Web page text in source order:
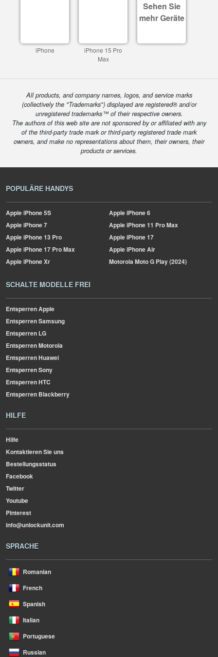
iPhone
iPhone 15 Pro
Max
Sehen Sie
mehr Geräte
All products, and company names, logos, and service marks
(collectively the "Trademarks") displayed are registered® and/or
unregistered trademarks™ of their respective owners.
The authors of this web site are not sponsored by or affiliated with any
of the third-party trade mark or third-party registered trade mark
owners, and make no representations about them, their owners, their
products or services.
POPULÄRE HANDYS
AppleiPhone 5S AppleiPhone 6
AppleiPhone 7 AppleiPhone 11 Pro Max
AppleiPhone 13 Pro AppleiPhone 17
AppleiPhone 17 Pro Max AppleiPhone Air
AppleiPhone Xr MotorolaMoto G Play (2024)
SCHALTE MODELLE FREI
Entsperren Apple
Entsperren Samsung
Entsperren LG
Entsperren Motorola
Entsperren Huawei
Entsperren Sony
Entsperren HTC
Entsperren Blackberry
HILFE
Hilfe
Kontaktieren Sie uns
Bestellungsstatus
Facebook
Twitter
Youtube
Pinterest
info@unlockunit.com
SPRACHE
Romanian
French
Spanish
Italian
Portuguese
Russian